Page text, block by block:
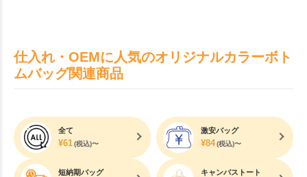
仕入れ・OEMに人気のオリジナルカラーボト
ムバッグ関連商品
全て
¥61(税込)〜
激安バッグ
¥84(税込)〜
短納期バッグ キャンバストート